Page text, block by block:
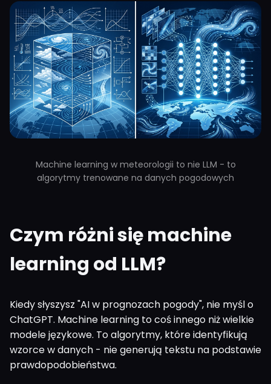
Machine learning w meteorologii to nie LLM - to
algorytmy trenowane na danych pogodowych
Czym różni się machine
learning od LLM?
Kiedy słyszysz "AI w prognozach pogody", nie myśl o
ChatGPT. Machine learning to coś innego niż wielkie
modele językowe. To algorytmy, które identyfikują
wzorce w danych - nie generują tekstu na podstawie
prawdopodobieństwa.